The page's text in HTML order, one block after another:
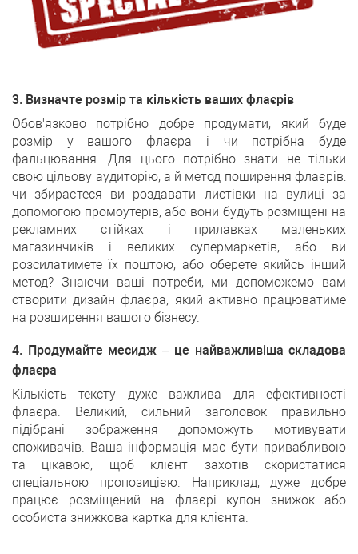
3. Визначте розмір та кількість ваших флаєрів
Обов'язково потрібно добре продумати, який буде
розмір у вашого флаєра і чи потрібна буде
фальцювання. Для цього потрібно знати не тільки
свою цільову аудиторію, а й метод поширення флаєрів:
чи збираєтеся ви роздавати листівки на вулиці за
допомогою промоутерів, або вони будуть розміщені на
рекламних стійках і прилавках маленьких
магазинчиків і великих супермаркетів, або ви
розсилатимете їх поштою, або оберете якийсь інший
метод? Знаючи ваші потреби, ми допоможемо вам
створити дизайн флаєра, який активно працюватиме
на розширення вашого бізнесу.
4. Продумайте месидж – це найважливіша складова
флаєра
Кількість тексту дуже важлива для ефективності
флаєра. Великий, сильний заголовок правильно
підібрані зображення допоможуть мотивувати
споживачів. Ваша інформація має бути привабливою
та цікавою, щоб клієнт захотів скористатися
спеціальною пропозицією. Наприклад, дуже добре
працює розміщений на флаєрі купон знижок або
особиста знижкова картка для клієнта.